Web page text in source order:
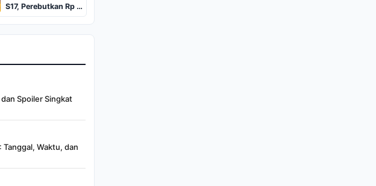
S17, Perebutkan Rp 5
Miliar
Spoiler Singkat
Waktu, dan